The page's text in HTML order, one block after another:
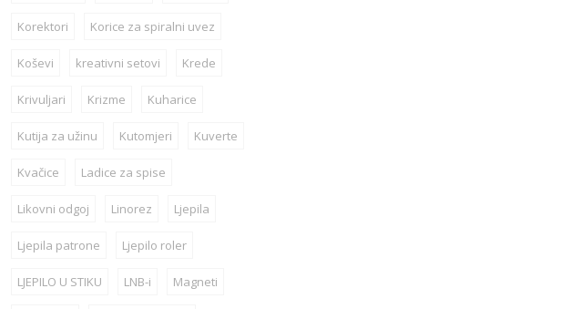
Korektori Korice za spiralni uvez
Koševi kreativni setovi Krede
Krivuljari Krizme Kuharice
Kutija za užinu Kutomjeri Kuverte
Kvačice Ladice za spise
Likovni odgoj Linorez Ljepila
Ljepila patrone Ljepilo roler
LJEPILO U STIKU LNB-i Magneti